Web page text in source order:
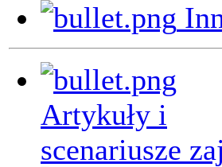
Artykuły i
scenariusze